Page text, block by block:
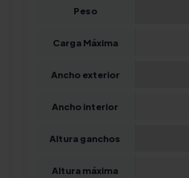
Peso
Carga Máxima
Ancho exterior
Ancho interior
Altura ganchos
Altura máxima